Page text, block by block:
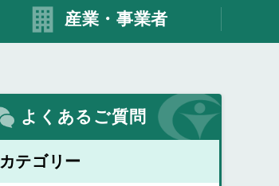
産業・事業者
よくあるご質問
カテゴリー